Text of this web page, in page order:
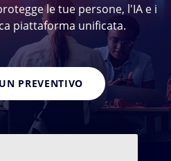
le tue persone, l'IA e i
piattaforma unificata.
PREVENTIVO